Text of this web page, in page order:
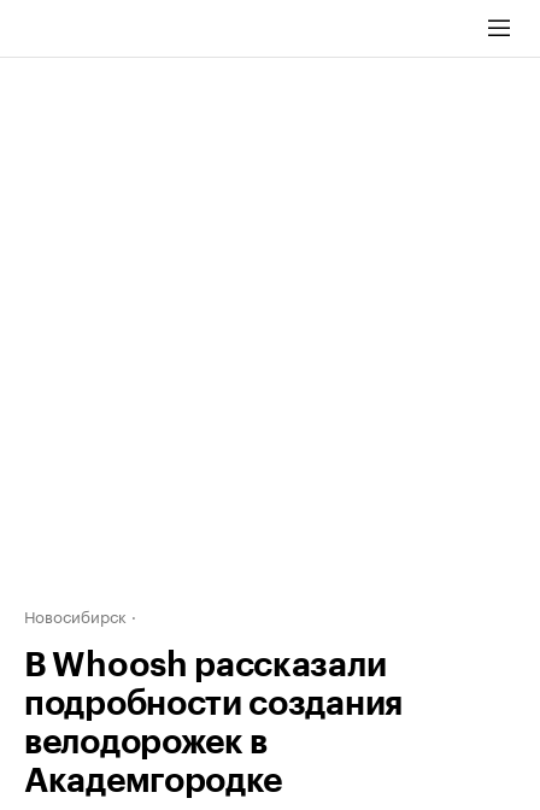
Новосибирск
В Whoosh рассказали
подробности создания
велодорожек в
Академгородке